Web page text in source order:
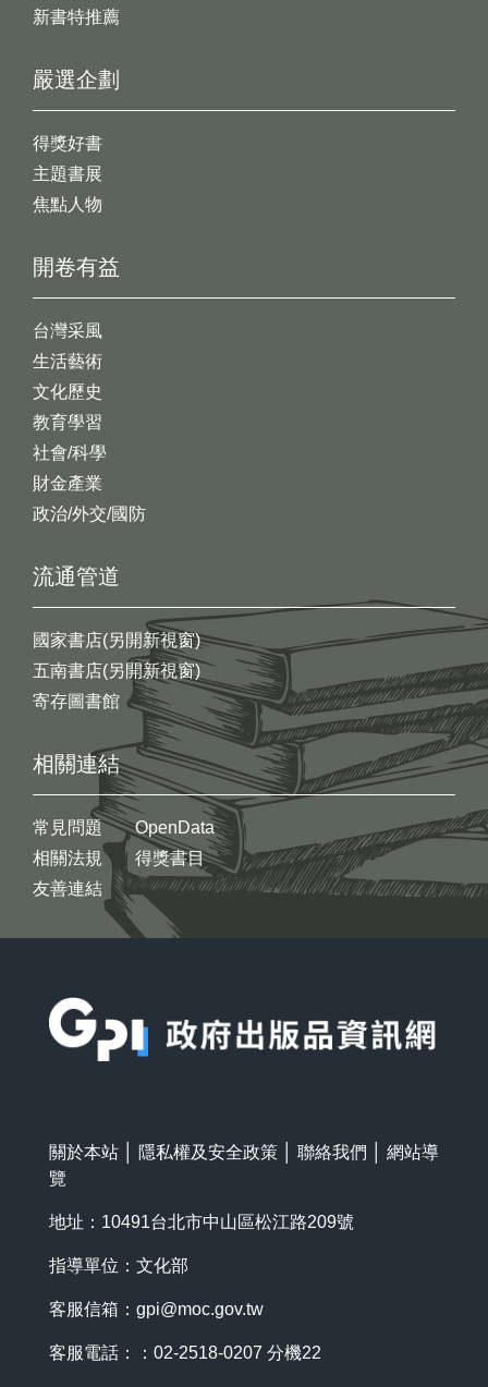
新書特推薦
開卷有益
台灣采風
生活藝術
文化歷史
教育學習
社會/科學
財金產業
政治/外交/國防
嚴選企劃
得獎好書
主題書展
焦點人物
流通管道
國家書店(另開新視窗)
五南書店(另開新視窗)
寄存圖書館
相關連結
常見問題
相關法規
友善連結
OpenData
得獎書目
關於本站 隱私權及安全政策 聯絡我們
網站導
覽
地址：10491台北市中山區松江路209號
指導單位：文化部
客服信箱： gpi@moc.gov.tw
客服電話：：02-2518-0207 分機22